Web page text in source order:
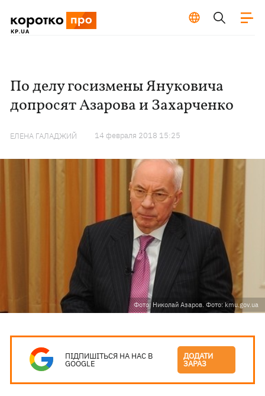
По делу госизмены Януковича
допросят Азарова и Захарченко
ЕЛЕНА ГАЛАДЖИЙ 14 февраля 2018 15:25
Фото: Николай Азаров. Фото: kmu.gov.ua
ПІДПИШІТЬСЯ НА НАС В
GOOGLE
ДОДАТИ
ЗАРАЗ